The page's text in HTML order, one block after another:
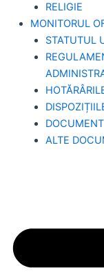
RELIGIE
MONITORUL
STATUTUL
ALTE